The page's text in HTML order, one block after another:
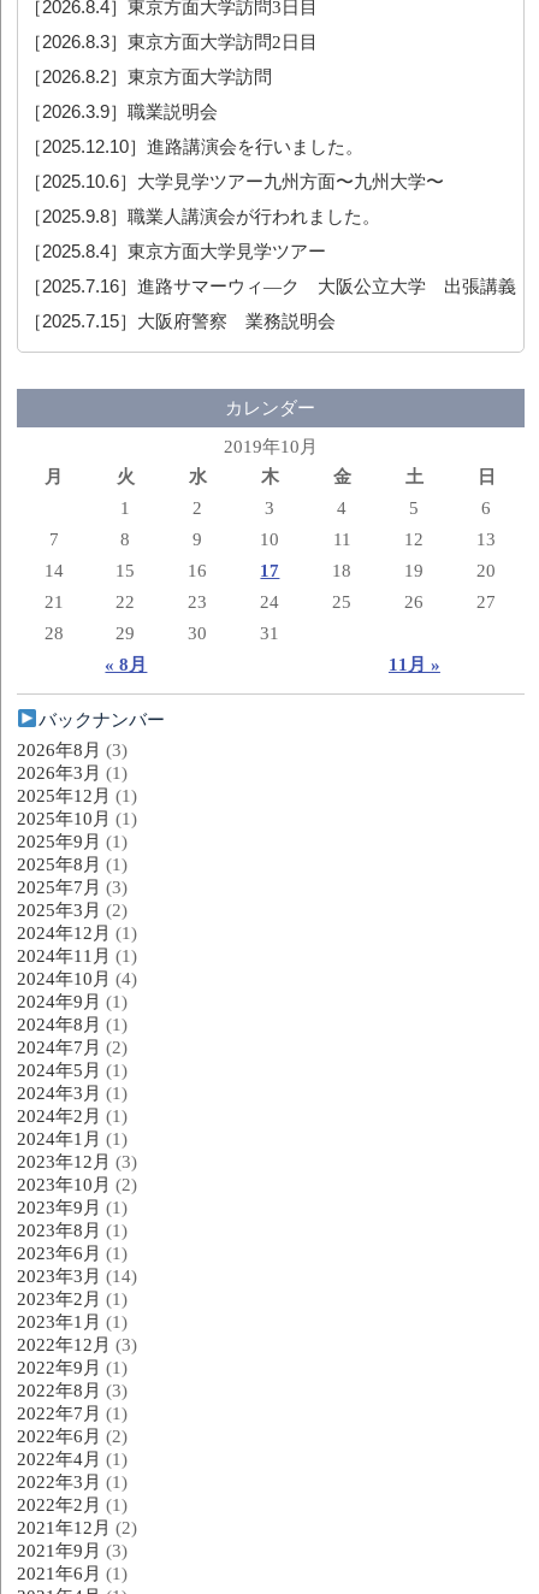
［2026.8.4］東京方面大学訪問3日目
［2026.8.3］東京方面大学訪問2日目
［2026.8.2］東京方面大学訪問
［2026.3.9］職業説明会
［2025.12.10］進路講演会を行いました。
［2025.10.6］ 大学見学ツアー九州方面〜九州大学〜
［2025.9.8］職業人講演会が行われました。
［2025.8.4］東京方面大学見学ツアー
［2025.7.16］進路サマーウィ―ク 大阪公立大学 出張講義
［2025.7.15］ 大阪府警察 業務説明会
カレンダー
2019年10月
月
火 水 木 金 土 日
« 8月 11月 »
1 2 3 4 5
6
7
8 9 10 11 12
13
14
15 16 17 18 19
20
21
22 23 24 25 26
27
28
29 30 31
バックナンバー
2026年8月 (3)
2026年3月 (1)
2025年12月 (1)
2025年10月 (1)
2025年9月 (1)
2025年8月 (1)
2025年7月 (3)
2025年3月 (2)
2024年12月 (1)
2024年11月 (1)
2024年10月 (4)
2024年9月 (1)
2024年8月 (1)
2024年7月 (2)
2024年5月 (1)
2024年3月 (1)
2024年2月 (1)
2024年1月 (1)
2023年12月 (3)
2023年10月 (2)
2023年9月 (1)
2023年8月 (1)
2023年6月 (1)
2023年3月 (14)
2023年2月 (1)
2023年1月 (1)
2022年12月 (3)
2022年9月 (1)
2022年8月 (3)
2022年7月 (1)
2022年6月 (2)
2022年4月 (1)
2022年3月 (1)
2022年2月 (1)
2021年12月 (2)
2021年9月 (3)
2021年6月 (1)